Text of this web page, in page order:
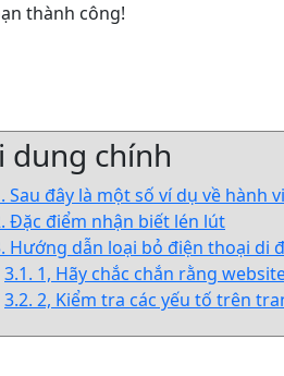
thành công!
dung chính
Sau đây là một số ví dụ về hành
Đặc điểm nhận biết lén lút
Hướng dẫn loại bỏ điện thoại di
3.1. 1, Hãy chắc chắn rằng
3.2. 2, Kiểm tra các yếu tố trên